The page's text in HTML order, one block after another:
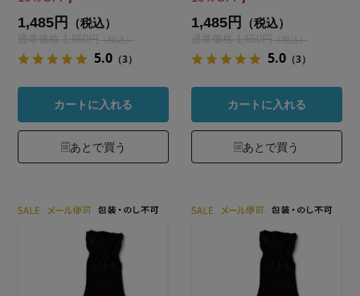
1,485円 （税込）
通常価格 1,650円（税込）
5.0 （3）
カートに入れる
あとで買う
1,485円 （税込）
通常価格 1,650円（税込）
5.0 （3）
カートに入れる
あとで買う